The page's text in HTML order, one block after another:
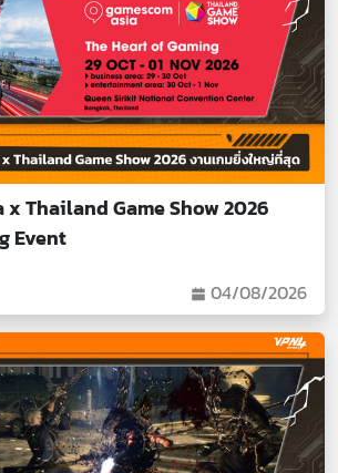
x Thailand Game Show 2026
Event
04/08/2026